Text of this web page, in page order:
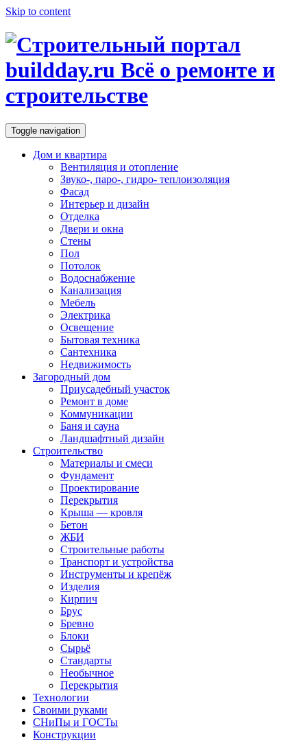
Skip to content
Toggle navigation
Дом и квартира
Вентиляция и отопление
Звуко-, паро-, гидро- теплоизоляция
Фасад
Интерьер и дизайн
Отделка
Двери и окна
Стены
Пол
Потолок
Водоснабжение
Канализация
Мебель
Электрика
Освещение
Бытовая техника
Сантехника
Недвижимость
Загородный дом
Приусадебный участок
Ремонт в доме
Коммуникации
Баня и сауна
Ландшафтный дизайн
Строительство
Материалы и смеси
Фундамент
Проектирование
Перекрытия
Крыша — кровля
Бетон
ЖБИ
Строительные работы
Транспорт и устройства
Инструменты и крепёж
Изделия
Кирпич
Брус
Бревно
Блоки
Сырьё
Стандарты
Необычное
Перекрытия
Технологии
Своими руками
СНиПы и ГОСТы
Конструкции